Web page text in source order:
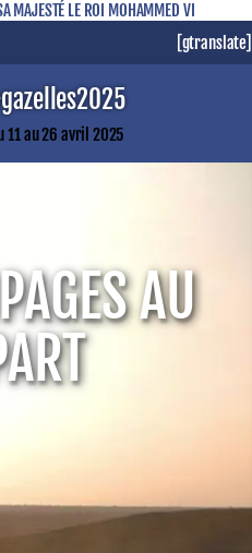
MAJESTÉ LE ROI MOHAMMED VI
[gtranslate]
11 au 26 avril 2025
AU